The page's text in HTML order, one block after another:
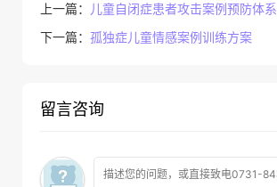
上一篇：
儿童自闭症患者攻击案例预防体系
下一篇： 孤独症儿童情感案例训练方案
留言咨询